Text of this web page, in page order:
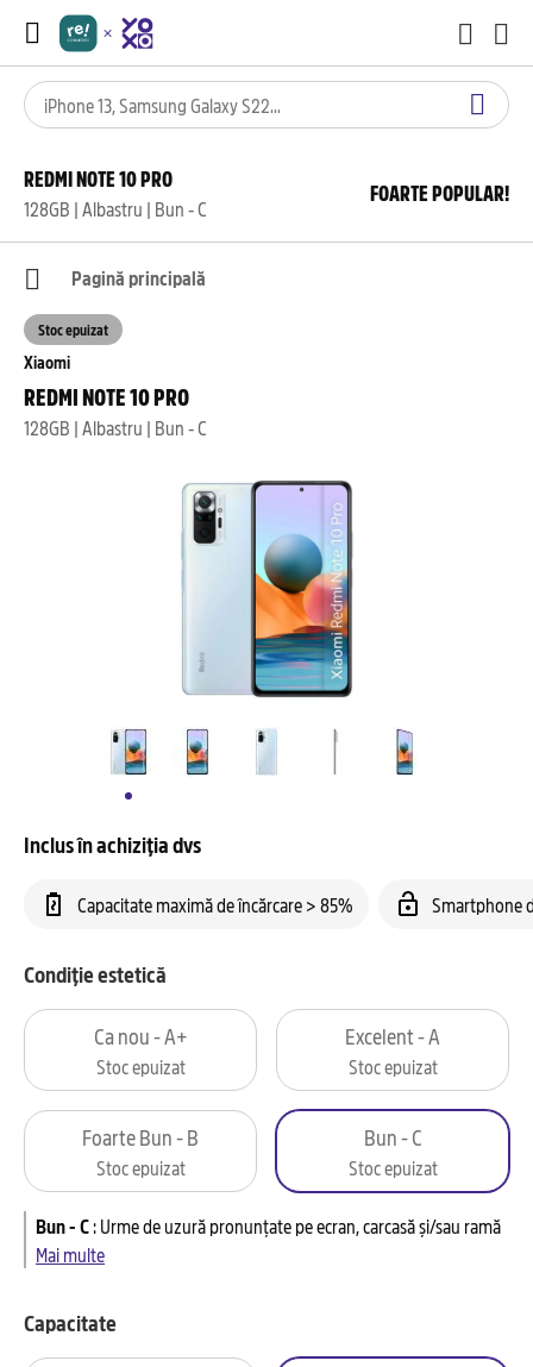
REDMI NOTE 10 PRO
128GB | Albastru | Bun - C
FOARTE POPULAR!
Pagină principală
Xiaomi
REDMI NOTE 10 PRO
128GB | Albastru | Bun - C
Stoc epuizat
Inclus în achiziția dvs
Capacitate maximă de încărcare > 85% Smartphone
Condiție estetică
Ca nou - A+
Stoc epuizat
Excelent - A
Stoc epuizat
Foarte Bun - B
Stoc epuizat
Bun - C
Stoc epuizat
Bun - C:Urme de uzură pronunțate pe ecran, carcasă și/sau ramă
Mai multe
Capacitate